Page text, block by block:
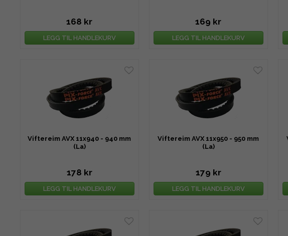
168 kr
LEGG TIL HANDLEKURV
169 kr
LEGG TIL HANDLEKURV
Viftereim AVX 11x940 - 940 mm
(La)
178 kr
LEGG TIL HANDLEKURV
Viftereim AVX 11x950 - 950 mm
(La)
179 kr
LEGG TIL HANDLEKURV